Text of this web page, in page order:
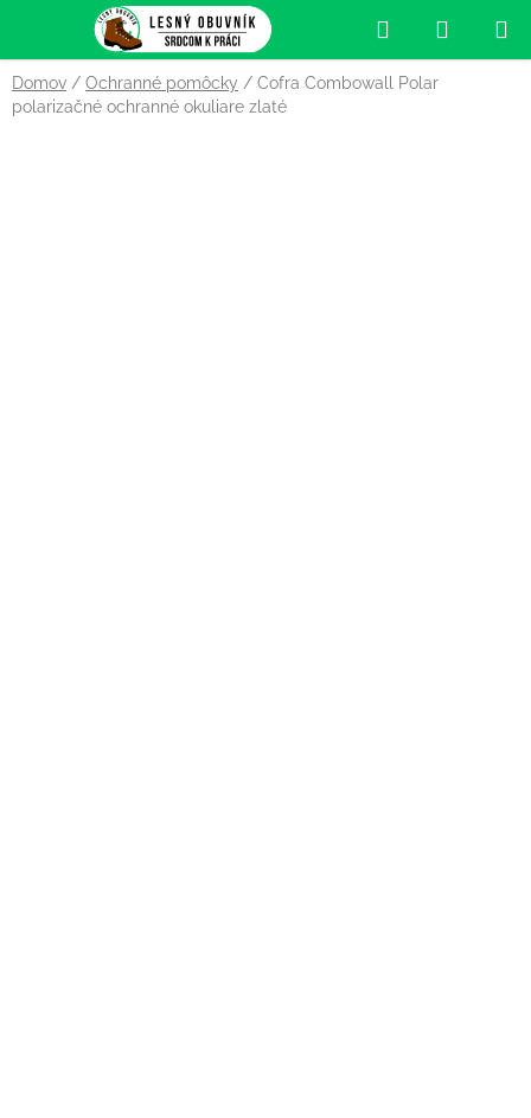
obsah
Hľadať
KOŠÍK
Domov / Ochranné pomôcky / Cofra Combowall Polar
polarizačné ochranné okuliare zlaté